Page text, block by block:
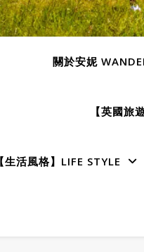
關於安妮
【英國旅
【生活風格】LIFE STYLE